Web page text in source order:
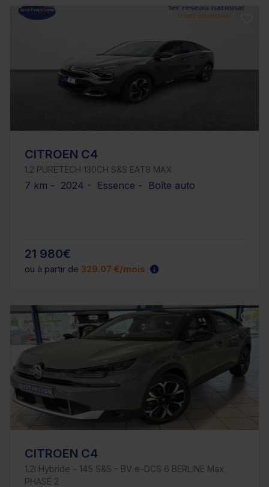
CITROEN C4
1.2 PURETECH 130CH S&S EAT8 MAX
7 km - 2024 - Essence - Boîte auto
21 980€
ou à partir de 329.07 €/mois
CITROEN C4
1.2i Hybride - 145 S&S - BV e-DCS 6 BERLINE Max
PHASE 2